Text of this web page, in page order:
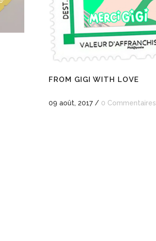
FROM GIGI WITH LOVE
09 août, 2017 / 0 Commentaires